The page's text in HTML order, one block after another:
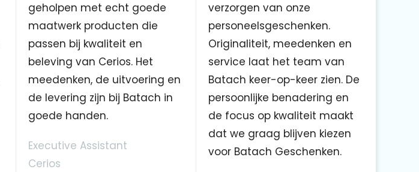
geholpen met echt goede
maatwerk producten die
passen bij kwaliteit en
beleving van Cerios. Het
meedenken, de uitvoering en
de levering zijn bij Batach in
goede handen.
Executive Assistant
Cerios
verzorgen van onze
personeelsgeschenken.
Originaliteit, meedenken en
service laat het team van
Batach keer-op-keer zien. De
persoonlijke benadering en
de focus op kwaliteit maakt
dat we graag blijven kiezen
voor Batach Geschenken.